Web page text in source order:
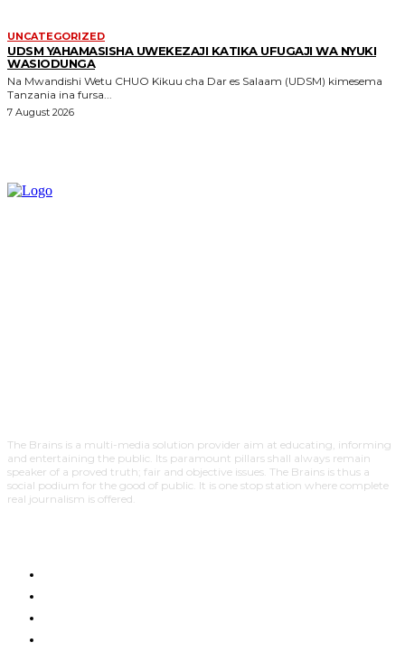
UNCATEGORIZED
UDSM YAHAMASISHA UWEKEZAJI KATIKA UFUGAJI WA NYUKI
WASIODUNGA
Na Mwandishi Wetu CHUO Kikuu cha Dar es Salaam (UDSM) kimesema
Tanzania ina fursa...
7 August 2026
The Brains is a multi-media solution provider aim at educating, informing
and entertaining the public. Its paramount pillars shall always remain
speaker of a proved truth; fair and objective issues. The Brains is thus a
social podium for the good of public. It is one stop station where complete
real journalism is offered.